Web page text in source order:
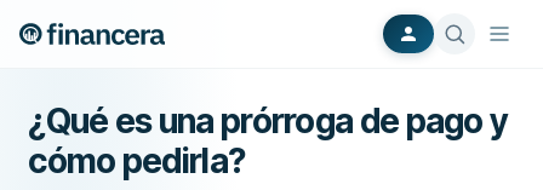
¿Qué es una prórroga de pago y
cómo pedirla?